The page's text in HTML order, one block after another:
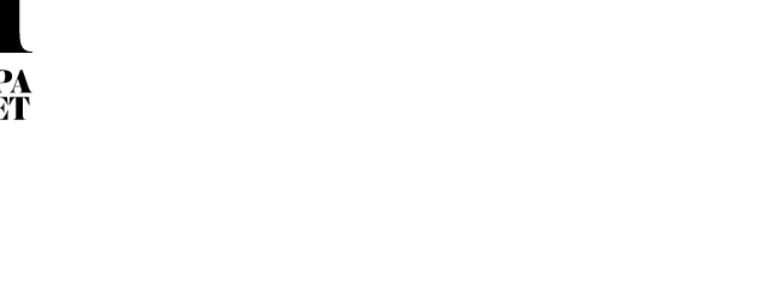
Описание:
1 июня 2025 года в Концертном Пакгаузе состоится концерт «Жемчужины Бельканто».